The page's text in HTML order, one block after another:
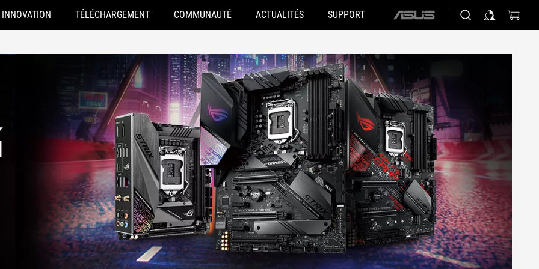
INNOVATION TÉLÉCHARGEMENT COMMUNAUTÉ ACTUALITÉS SUPPORT
ASUS